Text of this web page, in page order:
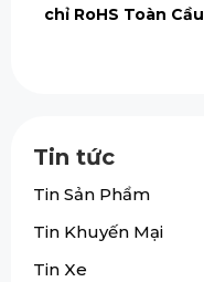
chỉ RoHS Toàn Cầu
Tin tức
Tin Sản Phẩm
Tin Khuyến Mại
Tin Xe